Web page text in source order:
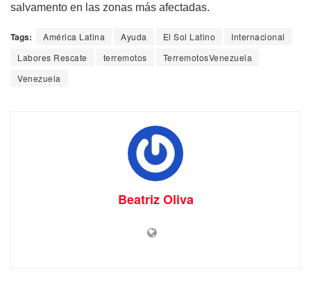
salvamento en las zonas más afectadas.
Tags: América Latina Ayuda El Sol Latino
Internacional
Labores Rescate
terremotos
TerremotosVenezuela
Venezuela
Beatriz Oliva